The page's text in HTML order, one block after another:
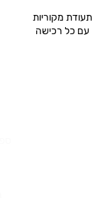
תעודת מקוריות
עם כל רכישה